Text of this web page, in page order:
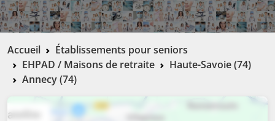
Accueil
Établissements pour seniors
EHPAD / Maisons de retraite
Haute-Savoie (74)
Annecy (74)